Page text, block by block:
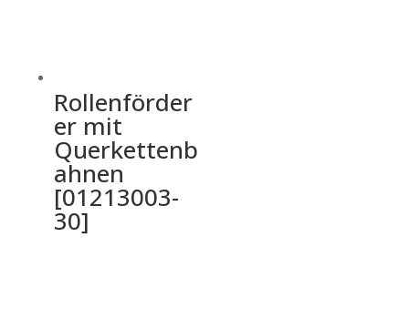
Rollenförder
er mit
Querkettenb
ahnen
[01213003-
30]